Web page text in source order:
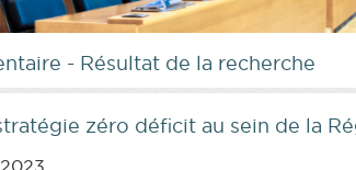
- Résultat de la recherche
zéro déficit au sein de la